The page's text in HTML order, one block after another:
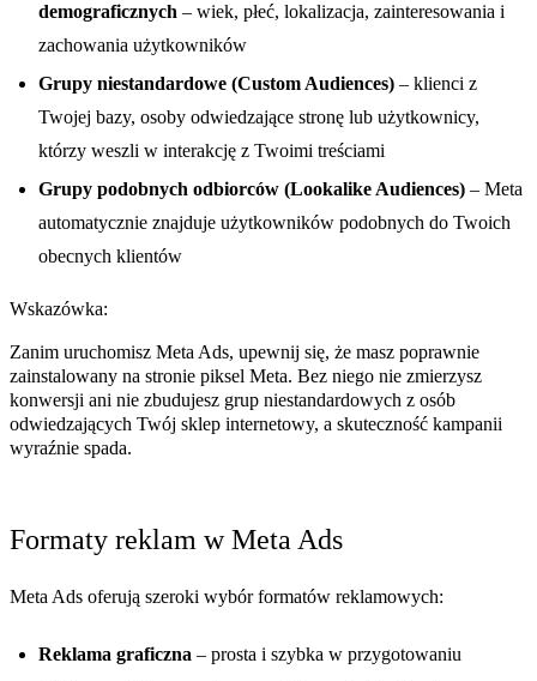
demograficznych – wiek, płeć, lokalizacja, zainteresowania i
zachowania użytkowników
Grupy niestandardowe (Custom Audiences) – klienci z
Twojej bazy, osoby odwiedzające stronę lub użytkownicy,
którzy weszli w interakcję z Twoimi treściami
Grupy podobnych odbiorców (Lookalike Audiences) – Meta
automatycznie znajduje użytkowników podobnych do Twoich
obecnych klientów
Wskazówka:
Zanim uruchomisz Meta Ads, upewnij się, że masz poprawnie
zainstalowany na stronie piksel Meta. Bez niego nie zmierzysz
konwersji ani nie zbudujesz grup niestandardowych z osób
odwiedzających Twój sklep internetowy, a skuteczność kampanii
wyraźnie spada.
Formaty reklam w Meta Ads
Meta Ads oferują szeroki wybór formatów reklamowych:
Reklama graficzna – prosta i szybka w przygotowaniu